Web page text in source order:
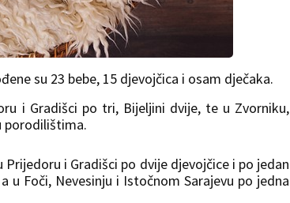
su 23 bebe, 15 djevojčica i osam dječaka.
i Gradišci po tri, Bijeljini dvije, te u Zvorniku,
porodilištima.
i Gradišci po dvije djevojčice i po jedan
u Foči, Nevesinju i Istočnom Sarajevu po jedna